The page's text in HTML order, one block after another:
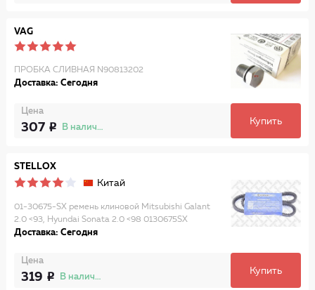
VAG
ПРОБКА СЛИВНАЯ N90813202
Доставка: Сегодня
Цена
307 В наличии
Купить
STELLOX
Китай
01-30675-SX ремень клиновой Mitsubishi Galant
2.0 <93, Hyundai Sonata 2.0 <98 0130675SX
Доставка: Сегодня
Цена
319 В наличии
Купить